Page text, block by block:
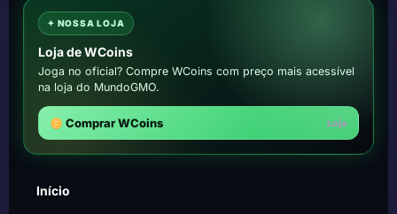
✦ NOSSA LOJA
Loja de WCoins
Joga no oficial? Compre WCoins com preço mais acessível
na loja do MundoGMO.
Comprar WCoins Loja
Início